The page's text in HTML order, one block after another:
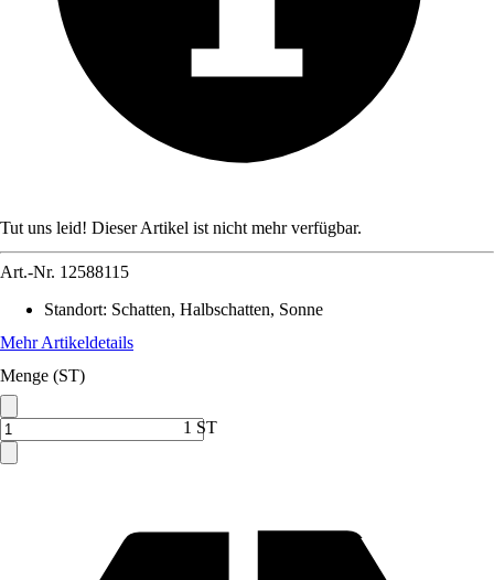
Tut uns leid! Dieser Artikel ist nicht mehr verfügbar.
Art.-Nr. 12588115
Standort: Schatten, Halbschatten, Sonne
Mehr Artikeldetails
Menge (ST)
1 ST